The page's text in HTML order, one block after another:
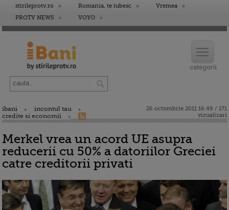
stirileprotv.ro Romania, te iubesc
Vremea
PROTV NEWS
VOYO
ibani
incontul tau
credite si economii
26 octombrie 2011 16:49 / 171
vizualizari
Merkel vrea un acord UE asupra
reducerii cu 50% a datoriilor Greciei
catre creditorii privati